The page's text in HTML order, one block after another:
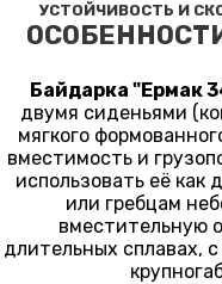
УСТОЙЧИВОСТЬ И
Байдарка "Ермак
двумя сиденьями
мягкого
вместимость и
использовать её как
или гребцам
вместительную
длительных сплавах,